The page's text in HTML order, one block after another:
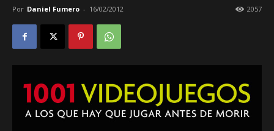
Por Daniel Fumero - 16/02/2012 2057